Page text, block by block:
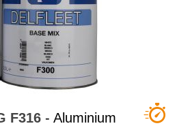
F316 - Aluminium